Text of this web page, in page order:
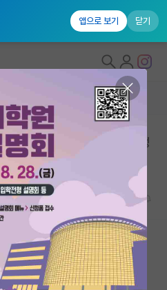
앱으로 보기 닫기
판
교 약학대학원 석박통합과정